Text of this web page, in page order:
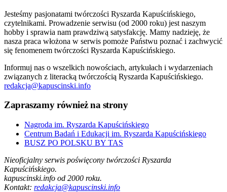
Jesteśmy pasjonatami twórczości Ryszarda Kapuścińskiego,
czytelnikami. Prowadzenie serwisu (od 2000 roku) jest naszym
hobby i sprawia nam prawdziwą satysfakcję. Mamy nadzieję, że
nasza praca włożona w serwis pomoże Państwu poznać i zachwycić
się fenomenem twórczości Ryszarda Kapuścińskiego.
Informuj nas o wszelkich nowościach, artykułach i wydarzeniach
związanych z literacką twórczością Ryszarda Kapuścińskiego.
redakcja@kapuscinski.info
Zapraszamy również na strony
Nagroda im. Ryszarda Kapuścińskiego
Centrum Badań i Edukacji im. Ryszarda Kapuścińskiego
BUSZ PO POLSKU BY TAS
Nieoficjalny serwis poświęcony twórczości Ryszarda
Kapuścińskiego.
kapuscinski.info od 2000 roku.
Kontakt: redakcja@kapuscinski.info